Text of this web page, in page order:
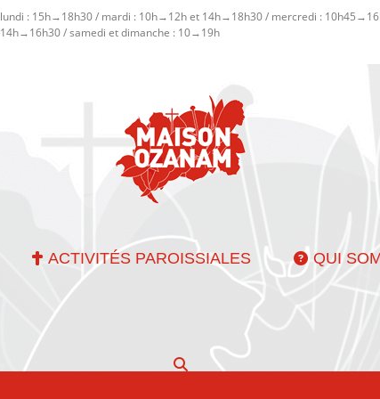
lundi : 15h→18h30 / mardi : 10h→12h et 14h→18h30 / mercredi :
14h→16h30 / samedi et dimanche : 10→19h
ACTIVITÉS PAROISSIALES QUI
Recherche